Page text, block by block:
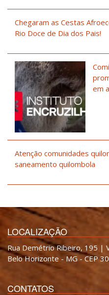
Chegaram as Cestas
Rio Doce de Dia dos Pais!
em
Atenção comunidades
saneamento quilombola
LOCALIZAÇÃO
Rua Demétrio Ribeiro, 195 |
Belo Horizonte - MG - CEP
CONTATOS